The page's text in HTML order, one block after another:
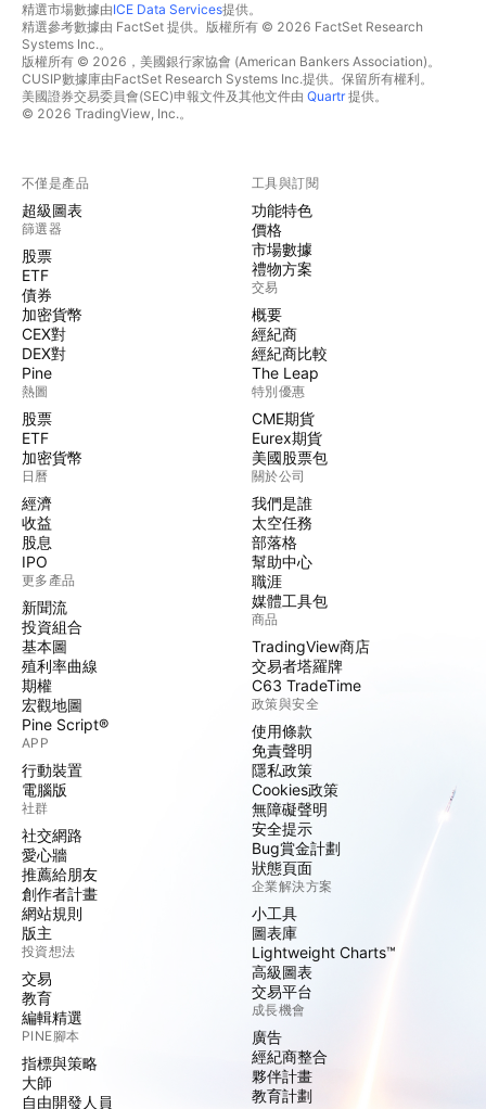
精選市場數據由ICE Data Services提供。
精選參考數據由 FactSet 提供。版權所有 © 2026 FactSet Research
Systems Inc.。
版權所有 © 2026，美國銀行家協會 (American Bankers Association)。
CUSIP數據庫由FactSet Research Systems Inc.提供。保留所有權利。
美國證券交易委員會(SEC)申報文件及其他文件由 Quartr提供。
© 2026 TradingView, Inc.。
不僅是產品
超級圖表
篩選器
股票
ETF
債券
加密貨幣
CEX對
DEX對
Pine
熱圖
股票
ETF
加密貨幣
日曆
經濟
收益
股息
IPO
更多產品
新聞流
投資組合
基本圖
殖利率曲線
期權
宏觀地圖
Pine Script®
APP
行動裝置
電腦版
社群
社交網路
愛心牆
推薦給朋友
創作者計畫
網站規則
版主
投資想法
交易
教育
編輯精選
PINE腳本
指標與策略
大師
自由開發人員
工具與訂閱
功能特色
價格
市場數據
禮物方案
交易
概要
經紀商
經紀商比較
The Leap
特別優惠
CME期貨
Eurex期貨
美國股票包
關於公司
我們是誰
太空任務
部落格
幫助中心
職涯
媒體工具包
商品
TradingView商店
交易者塔羅牌
C63 TradeTime
政策與安全
使用條款
免責聲明
隱私政策
Cookies政策
無障礙聲明
安全提示
Bug賞金計劃
狀態頁面
企業解決方案
小工具
圖表庫
Lightweight Charts™
高級圖表
交易平台
成長機會
廣告
經紀商整合
夥伴計畫
教育計劃